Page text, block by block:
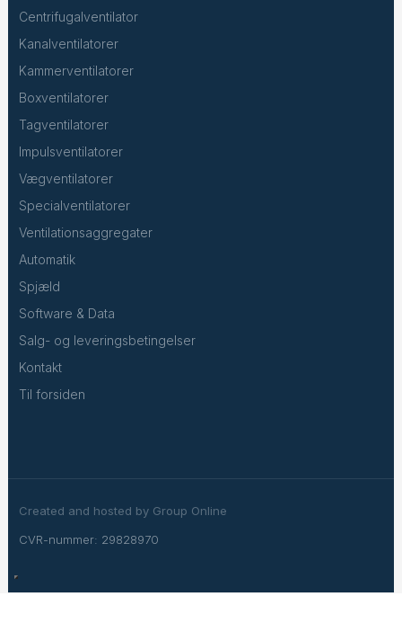
Centrifugalventilator
Kanalventilatorer
Kammerventilatorer
Boxventilatorer
Tagventilatorer
Impulsventilatorer
Vægventilatorer
Specialventilatorer
Ventilationsaggregater
Automatik
Spjæld
Software & Data
Salg- og leveringsbetingelser
Kontakt
Til forsiden
Created and hosted by Group Online
CVR-nummer: 29828970